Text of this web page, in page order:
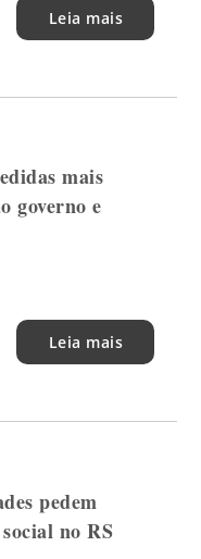
Leia mais
mais
governo e
Leia mais
pedem
no RS